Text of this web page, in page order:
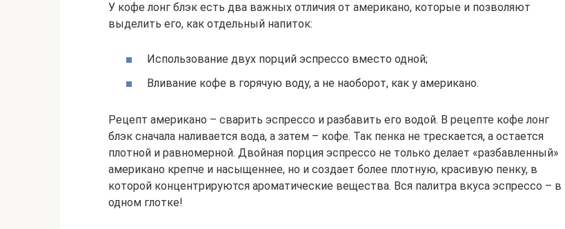
У кофе лонг блэк есть два важных отличия от американо, которые и позволяют
выделить его, как отдельный напиток:
Использование двух порций эспрессо вместо одной;
Вливание кофе в горячую воду, а не наоборот, как у американо.
Рецепт американо – сварить эспрессо и разбавить его водой. В рецепте кофе лонг
блэк сначала наливается вода, а затем – кофе. Так пенка не трескается, а остается
плотной и равномерной. Двойная порция эспрессо не только делает «разбавленный»
американо крепче и насыщеннее, но и создает более плотную, красивую пенку, в
которой концентрируются ароматические вещества. Вся палитра вкуса эспрессо – в
одном глотке!